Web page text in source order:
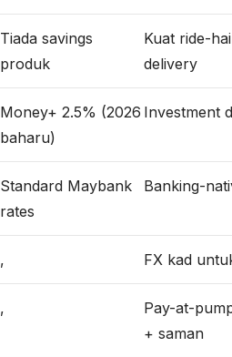
Tiada savings
produk
Kuat ride-
delivery
Money+ 2.5% (2026
baharu)
Investment
Standard Maybank
rates
Banking-
, FX kad
,
Pay-at-
+ saman